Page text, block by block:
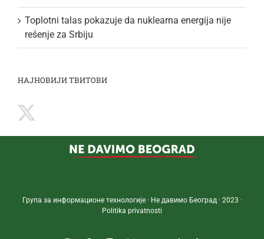
Toplotni talas pokazuje da nuklearna energija nije
rešenje za Srbiju
НАЈНОВИЈИ ТВИТОВИ
Група за информационе технологије · Не давимо Београд · 2023 ·
Politika privatnosti